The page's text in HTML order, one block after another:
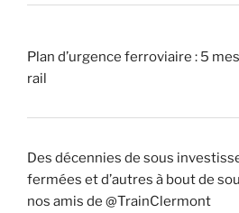
Plan d’urgence ferroviaire : 5
rail
Des décennies de sous
fermées et d’autres à bout de
nos amis de @TrainClermont